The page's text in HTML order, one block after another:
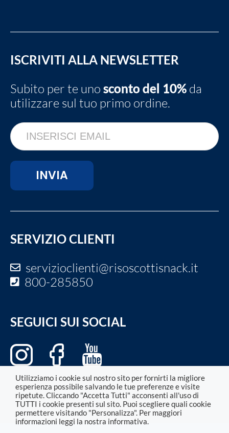
ISCRIVITI ALLA NEWSLETTER
Subito per te uno sconto del 10% da
utilizzare sul tuo primo ordine.
SERVIZIO CLIENTI
servizioclienti@risoscottisnack.it
800-285850
SEGUICI SUI SOCIAL
Utilizziamo i cookie sul nostro sito per fornirti la migliore
esperienza possibile salvando le tue preferenze e visite
ripetute. Cliccando "Accetta Tutti" acconsenti all'uso di
TUTTI i cookie presenti sul sito. Puoi scegliere quali cookie
permettere visitando "Personalizza". Per maggiori
informazioni leggi la nostra informativa.